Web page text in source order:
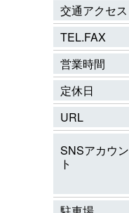
交通アクセス
TEL.FAX
営業時間
定休日
URL
SNSアカウン
ト